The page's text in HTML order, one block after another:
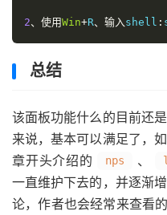
2、使用Win+R、输入shell :
总结
该面板功能什么的目前还
来说，基本可以满足了，
章开头介绍的
nps 、
一直维护下去的，并逐渐
论，作者也会经常来查看